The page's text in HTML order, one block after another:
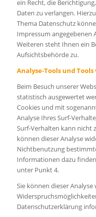
ein Recht, die
Daten zu verlangen.
Thema Datenschutz
Impressum angegebenen
Weiteren steht Ihnen ein
Aufsichtsbehörde zu.
Analyse-Tools und
Beim Besuch unserer
statistisch ausgewertet
Cookies und mit
Analyse Ihres Surf-
Surf-Verhalten kann nicht
können dieser Analyse
Nichtbenutzung
Informationen dazu
unter Punkt 4.
Sie können dieser
Datenschutzerklärung